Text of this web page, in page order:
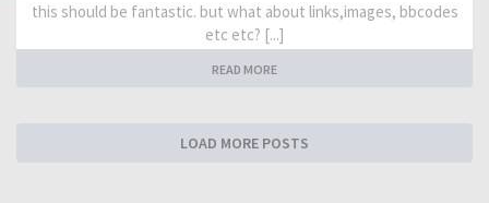
this should be fantastic. but what about links,images, bbcodes
etc etc? [...]
READ MORE
LOAD MORE POSTS